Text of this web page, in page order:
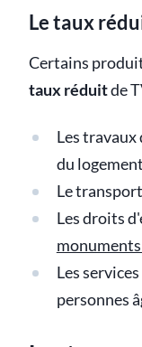
Le taux
Certains
taux réduitde
Les
du
Le
Les droits
Les
personnes